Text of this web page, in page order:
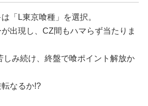
「L東京喰種」を選択。
出現し、CZ間もハマらず当たりま
しみ続け、終盤で喰ポイント解放か
なるか!?